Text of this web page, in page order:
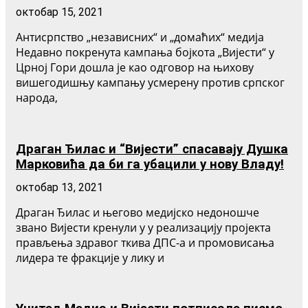
октобар 15, 2021
Антисрпство „независних“ и „домаћих“ медија
Недавно покренута кампања бојкота „Вијести“ у
Црној Гори дошла је као одговор на њихову
вишегодишњу кампању усмерену против српског
народа,
Драган Ђилас и “Вијести” спасавају Душка
Марковића да би га убацили у нову Владу!
октобар 13, 2021
Драган Ђилас и његово медијско недоношче
звано Вијести кренули у у реализацију пројекта
прављења здравог ткива ДПС-а и промовисања
лидера те фракције у лику и